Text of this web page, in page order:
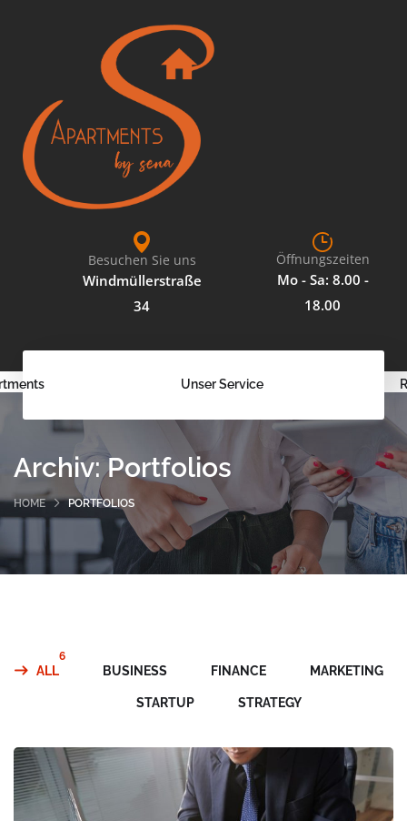
Besuchen Sie uns
Windmüllerstraße
34
Öffnungszeiten
Mo - Sa: 8.00 -
18.00
Unser Service
Archiv:Portfolios
HOME PORTFOLIOS
ALL
6
BUSINESS FINANCE MARKETING
STARTUP STRATEGY